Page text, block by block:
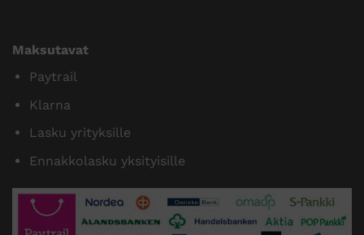
Maksutavat
Paytrail
Klarna
Lasku yrityksille
Ennakkolasku yksityisille